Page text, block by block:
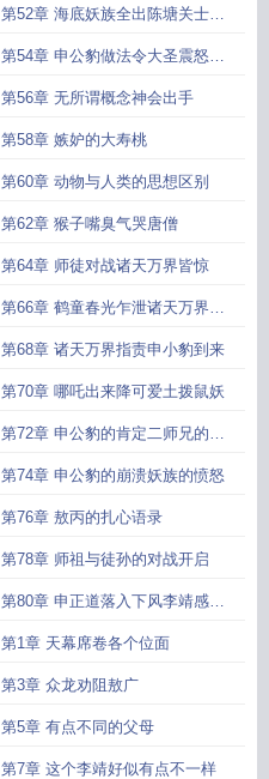
界
第52章 海底妖族全出陈塘关士兵
皆惧
第54章 申公豹做法令大圣震怒想
杀人殷夫人艰难抵挡妖怪危
第56章 无所谓概念神会出手
第58章 嫉妒的大寿桃
第60章 动物与人类的思想区别
第62章 猴子嘴臭气哭唐僧
第64章 师徒对战诸天万界皆惊
第66章 鹤童春光乍泄诸天万界的
人看呆
第68章 诸天万界指责申小豹到来
第70章 哪吒出来降可爱土拨鼠妖
第72章 申公豹的肯定二师兄的佩
服
第74章 申公豹的崩溃妖族的愤怒
第76章 敖丙的扎心语录
第78章 师祖与徒孙的对战开启
第80章 申正道落入下风李靖感慨
放水
第1章 天幕席卷各个位面
第3章 众龙劝阻敖广
第5章 有点不同的父母
第7章 这个李靖好似有点不一样